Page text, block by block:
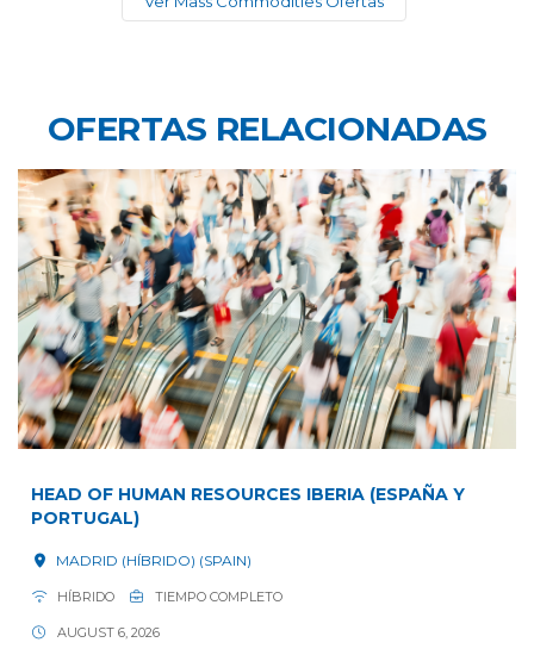
OFERTAS RELACIONADAS
HEAD OF HUMAN RESOURCES IBERIA (ESPAÑA Y
PORTUGAL)
MADRID (HÍBRIDO) (SPAIN)
HÍBRIDO TIEMPO COMPLETO
AUGUST 6, 2026